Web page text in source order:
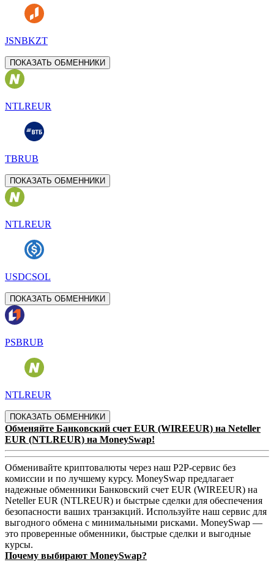
JSNBKZT
ПОКАЗАТЬ ОБМЕННИКИ
NTLREUR
TBRUB
ПОКАЗАТЬ ОБМЕННИКИ
NTLREUR
USDCSOL
ПОКАЗАТЬ ОБМЕННИКИ
PSBRUB
NTLREUR
ПОКАЗАТЬ ОБМЕННИКИ
Обменяйте Банковский счет EUR (WIREEUR) на Neteller
EUR (NTLREUR) на MoneySwap!
Обменивайте криптовалюты через наш P2P-сервис без
комиссии и по лучшему курсу. MoneySwap предлагает
надежные обменники Банковский счет EUR (WIREEUR) на
Neteller EUR (NTLREUR) и быстрые сделки для обеспечения
безопасности ваших транзакций. Используйте наш сервис для
выгодного обмена с минимальными рисками. MoneySwap —
это проверенные обменники, быстрые сделки и выгодные
курсы.
Почему выбирают MoneySwap?